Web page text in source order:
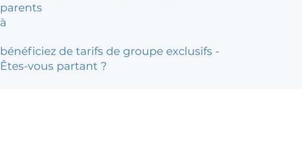
parents
à
bénéficiez de tarifs de groupe exclusifs -
Êtes-vous partant ?